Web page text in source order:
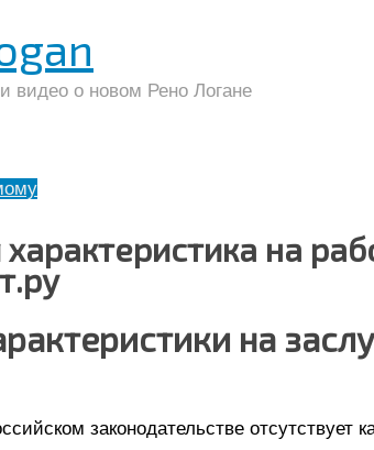
видео о новом Рено Логане
характеристика на
на
законодательстве отсутствует